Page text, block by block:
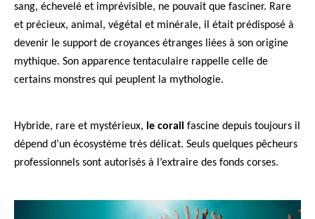
sang, échevelé et imprévisible, ne pouvait que fasciner. Rare
et précieux, animal, végétal et minérale, il était prédisposé à
devenir le support de croyances étranges liées à son origine
mythique. Son apparence tentaculaire rappelle celle de
certains monstres qui peuplent la mythologie.
Hybride, rare et mystérieux, le corail fascine depuis toujours il
dépend d’un écosystème très délicat. Seuls quelques pêcheurs
professionnels sont autorisés à l’extraire des fonds corses.